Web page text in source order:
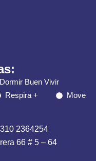
Buen Vivir
Respira + Move
2364254
66 # 5 – 64